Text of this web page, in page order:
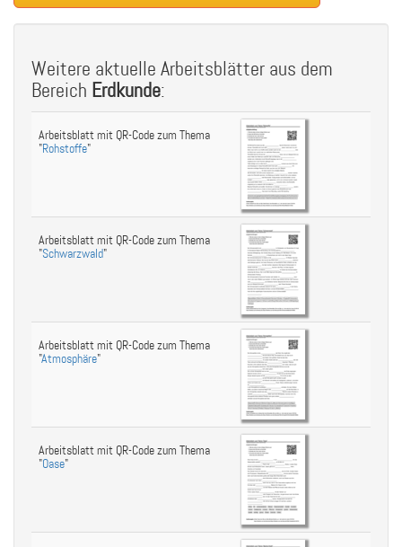
Weitere aktuelle Arbeitsblätter aus dem
Bereich Erdkunde:
Arbeitsblatt mit QR-Code zum Thema
"Rohstoffe"
Arbeitsblatt mit QR-Code zum Thema
"Schwarzwald"
Arbeitsblatt mit QR-Code zum Thema
"Atmosphäre"
Arbeitsblatt mit QR-Code zum Thema
"Oase"